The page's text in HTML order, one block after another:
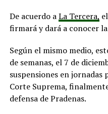
De acuerdo aLa Tercera,
firmará y dará a conocer
Según el mismo medio,
de semanas, el 7 de
suspensiones en jornadas
Corte Suprema,
defensa de Pradenas.